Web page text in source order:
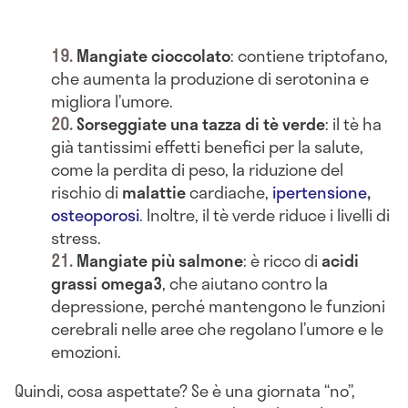
Mangiate cioccolato: contiene triptofano,
che aumenta la produzione di serotonina e
migliora l’umore.
Sorseggiate una tazza di tè verde: il tè ha
già tantissimi effetti benefici per la salute,
come la perdita di peso, la riduzione del
rischio di malattiecardiache, ipertensione,
osteoporosi. Inoltre, il tè verde riduce i livelli di
stress.
Mangiate più salmone: è ricco diacidi
grassi omega3, che aiutano contro la
depressione, perché mantengono le funzioni
cerebrali nelle aree che regolano l’umore e le
emozioni.
Quindi, cosa aspettate? Se è una giornata “no”,